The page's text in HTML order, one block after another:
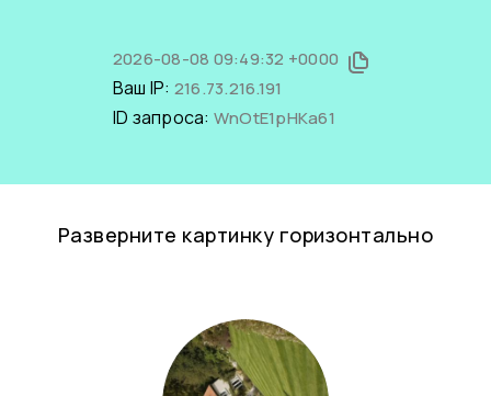
2026-08-08 09:49:32 +0000
Ваш IP: 216.73.216.191
ID запроса: WnOtE1pHKa61
Разверните картинку горизонтально